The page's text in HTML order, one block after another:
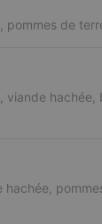
pommes de
hachée,